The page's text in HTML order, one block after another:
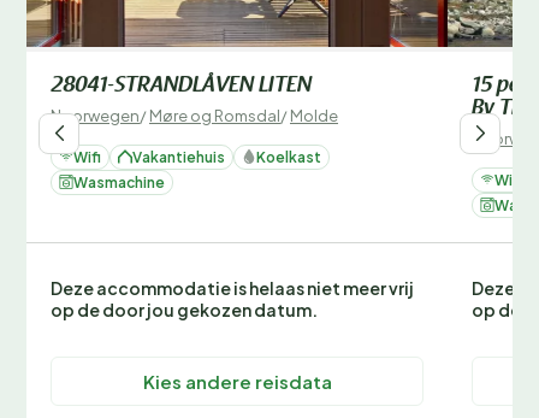
28041-STRANDLÅVEN LITEN
Noorwegen/Møre og Romsdal/Molde
Wifi Vakantiehuis
Koelkast
Wasmachine
Deze accommodatie is helaas niet meer vrij
op de door jou gekozen datum.
Kies andere reisdata
15
By
Wifi
Deze
op de